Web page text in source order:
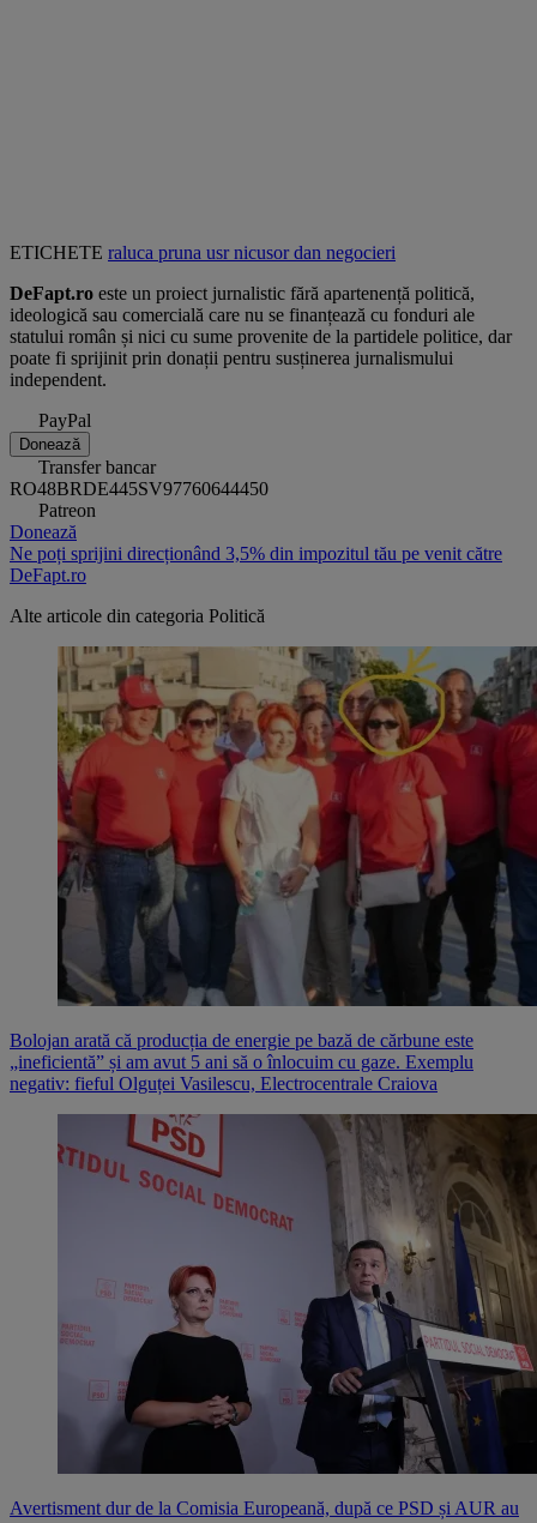
ETICHETE raluca pruna usrnicusor dan negocieri
DeFapt.ro este un proiect jurnalistic fără apartenență politică,
ideologică sau comercială care nu se finanțează cu fonduri ale
statului român și nici cu sume provenite de la partidele politice, dar
poate fi sprijinit prin donații pentru susținerea jurnalismului
independent.
PayPal
Donează
Transfer bancar
RO48BRDE445SV97760644450
Patreon
Donează
Ne poți sprijini direcționând 3,5% din impozitul tău pe venit către
DeFapt.ro
Alte articole din categoria Politică
Bolojan arată că producția de energie pe bază de cărbune este
„ineficientă” și am avut 5 ani să o înlocuim cu gaze. Exemplu
negativ: fieful Olguței Vasilescu, Electrocentrale Craiova
Avertisment dur de la Comisia Europeană, după ce PSD și AUR au